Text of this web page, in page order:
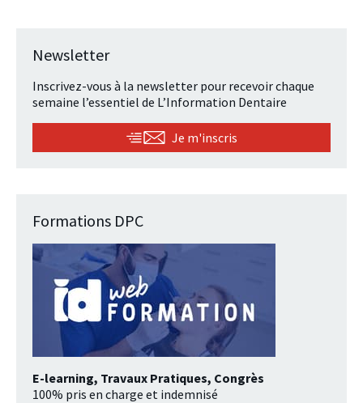
Newsletter
Inscrivez-vous à la newsletter pour recevoir chaque
semaine l’essentiel de L’Information Dentaire
Je m'inscris
Formations DPC
E-learning, Travaux Pratiques, Congrès
100% pris en charge et indemnisé